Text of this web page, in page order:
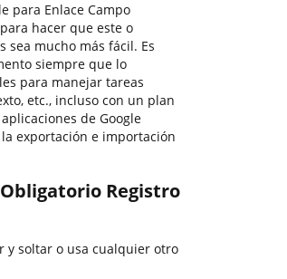
para Enlace Campo
hacer que este o
mucho más fácil. Es
siempre que lo
para manejar tareas
etc., incluso con un plan
de Google
exportación e importación
Registro
y soltar o usa cualquier otro